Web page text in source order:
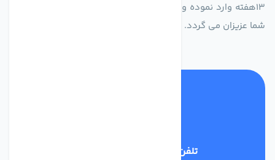
13هفته وارد نموده و این عمر باعث صرفه جویی در هزینه و زمان
شما عزیزان می گردد.
تلفن پشتیبانی